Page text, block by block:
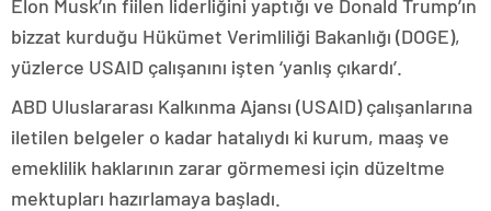
Elon Musk’ın fiilen liderliğini yaptığı ve Donald Trump’ın
bizzat kurduğu Hükümet Verimliliği Bakanlığı (DOGE),
yüzlerce USAID çalışanını işten ‘yanlış çıkardı’.
ABD Uluslararası Kalkınma Ajansı (USAID) çalışanlarına
iletilen belgeler o kadar hatalıydı ki kurum, maaş ve
emeklilik haklarının zarar görmemesi için düzeltme
mektupları hazırlamaya başladı.